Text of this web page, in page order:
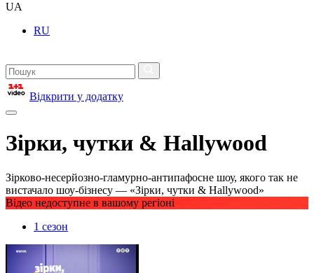
UA
RU
Відкрити у додатку
Зірки, чутки & Hallywood
Зірково-несерйозно-гламурно-антипафосне шоу, якого так не
вистачало шоу-бізнесу — «Зірки, чутки & Hallywood»
Відео недоступне в вашому регіоні
1 сезон